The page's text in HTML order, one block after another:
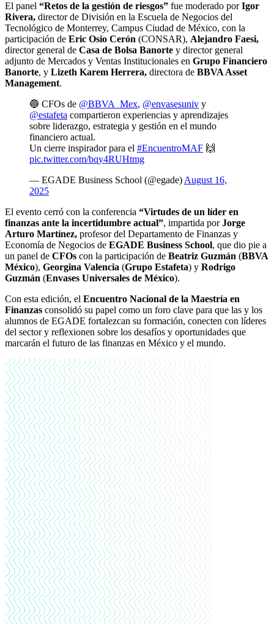
El panel “Retos de la gestión de riesgos” fue moderado porIgor
Rivera, director de División en la Escuela de Negocios del
Tecnológico de Monterrey, Campus Ciudad de México, con la
participación de Eric Osio Cerón (CONSAR), Alejandro Faesi,
director general de Casa de Bolsa Banorte y director general
adjunto de Mercados y Ventas Institucionales en Grupo Financiero
Banorte, y Lizeth Karem Herrera, directora de BBVA Asset
Management.
🔵 CFOs de @BBVA_Mex, @envasesuniv y
@estafeta compartieron experiencias y aprendizajes
sobre liderazgo, estrategia y gestión en el mundo
financiero actual.
Un cierre inspirador para el #EncuentroMAF 🙌
pic.twitter.com/bqy4RUHtmg
— EGADE Business School (@egade)August 16,
2025
El evento cerró con la conferencia “Virtudes de un líder en
finanzas ante la incertidumbre actual”, impartida porJorge
Arturo Martínez, profesor del Departamento de Finanzas y
Economía de Negocios de EGADE Business School, que dio pie a
un panel de CFOs con la participación de Beatriz Guzmán (BBVA
México), Georgina Valencia (Grupo Estafeta) y Rodrigo
Guzmán (Envases Universales de México).
Con esta edición, el Encuentro Nacional de la Maestría en
Finanzas consolidó su papel como un foro clave para que las y los
alumnos de EGADE fortalezcan su formación, conecten con líderes
del sector y reflexionen sobre los desafíos y oportunidades que
marcarán el futuro de las finanzas en México y el mundo.